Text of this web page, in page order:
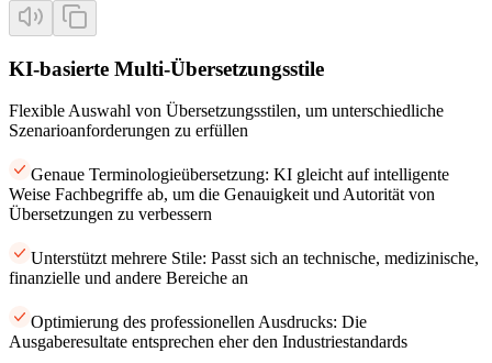
KI-basierte Multi-Übersetzungsstile
Flexible Auswahl von Übersetzungsstilen, um unterschiedliche
Szenarioanforderungen zu erfüllen
Genaue Terminologieübersetzung: KI gleicht auf intelligente
Weise Fachbegriffe ab, um die Genauigkeit und Autorität von
Übersetzungen zu verbessern
Unterstützt mehrere Stile: Passt sich an technische, medizinische,
finanzielle und andere Bereiche an
Optimierung des professionellen Ausdrucks: Die
Ausgaberesultate entsprechen eher den Industriestandards